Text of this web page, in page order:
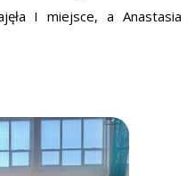
I miejsce, a Anastasia